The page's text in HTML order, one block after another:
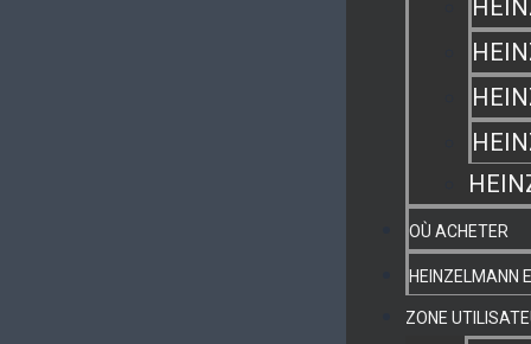
OÙ ACHETER
HEINZELMANN
ZONE